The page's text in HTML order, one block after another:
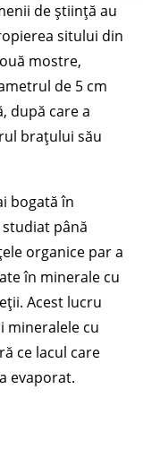
de știință au
sitului din
mostre,
de 5 cm
după care a
brațului său
bogată în
până
organice par a
în minerale cu
Acest lucru
mineralele cu
ce lacul care
evaporat.